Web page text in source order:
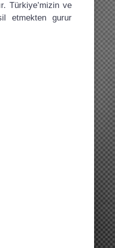
Türkiye’mizin ve
etmekten gurur